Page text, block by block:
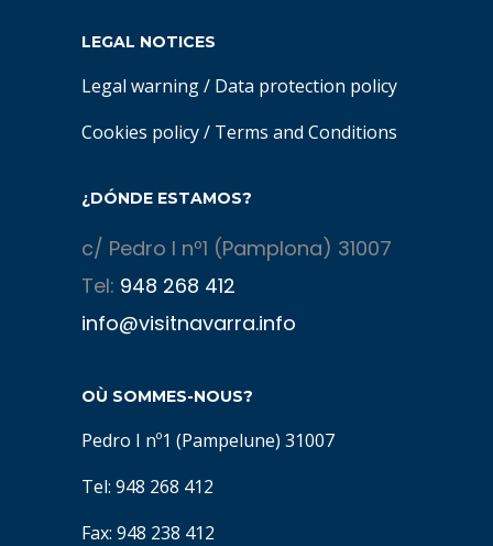
LEGAL NOTICES
Legal warning/ Data protection policy
Cookies policy/ Terms and Conditions
¿DÓNDE ESTAMOS?
c/ Pedro I nº1 (Pamplona) 31007
Tel: 948 268 412
info@visitnavarra.info
OÙ SOMMES-NOUS?
Pedro I nº1 (Pampelune) 31007
Tel: 948 268 412
Fax: 948 238 412